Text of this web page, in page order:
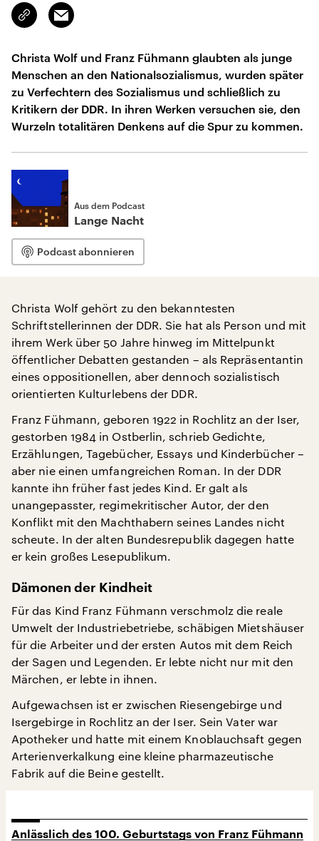
Link
kopieren/teilen
Email
Christa Wolf und Franz Fühmann glaubten als junge
Menschen an den Nationalsozialismus, wurden später
zu Verfechtern des Sozialismus und schließlich zu
Kritikern der DDR. In ihren Werken versuchen sie, den
Wurzeln totalitären Denkens auf die Spur zu kommen.
Aus dem Podcast
Lange Nacht
Podcast abonnieren
Christa Wolf gehört zu den bekanntesten
Schriftstellerinnen der DDR. Sie hat als Person und mit
ihrem Werk über 50 Jahre hinweg im Mittelpunkt
öffentlicher Debatten gestanden – als Repräsentantin
eines oppositionellen, aber dennoch sozialistisch
orientierten Kulturlebens der DDR.
Franz Fühmann, geboren 1922 in Rochlitz an der Iser,
gestorben 1984 in Ostberlin, schrieb Gedichte,
Erzählungen, Tagebücher, Essays und Kinderbücher –
aber nie einen umfangreichen Roman. In der DDR
kannte ihn früher fast jedes Kind. Er galt als
unangepasster, regimekritischer Autor, der den
Konflikt mit den Machthabern seines Landes nicht
scheute. In der alten Bundesrepublik dagegen hatte
er kein großes Lesepublikum.
Dämonen der Kindheit
Für das Kind Franz Fühmann verschmolz die reale
Umwelt der Industriebetriebe, schäbigen Mietshäuser
für die Arbeiter und der ersten Autos mit dem Reich
der Sagen und Legenden. Er lebte nicht nur mit den
Märchen, er lebte in ihnen.
Aufgewachsen ist er zwischen Riesengebirge und
Isergebirge in Rochlitz an der Iser. Sein Vater war
Apotheker und hatte mit einem Knoblauchsaft gegen
Arterienverkalkung eine kleine pharmazeutische
Fabrik auf die Beine gestellt.
Anlässlich des 100. Geburtstags von Franz Fühmann